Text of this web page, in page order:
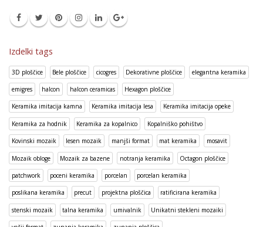
Izdelki tags
3D ploščice Bele ploščice cicogres Dekorativne ploščice elegantna keramika
emigres halcon halcon ceramicas Hexagon ploščice
Keramika imitacija kamna Keramika imitacija lesa Keramika imitacija opeke
Keramika za hodnik Keramika za kopalnico Kopalniško pohištvo
Kovinski mozaik lesen mozaik manjši format mat keramika mosavit
Mozaik obloge Mozaik za bazene notranja keramika Octagon ploščice
patchwork poceni keramika porcelan porcelan keramika
poslikana keramika precut projektna ploščica ratificirana keramika
stenski mozaik talna keramika umivalnik Unikatni stekleni mozaiki